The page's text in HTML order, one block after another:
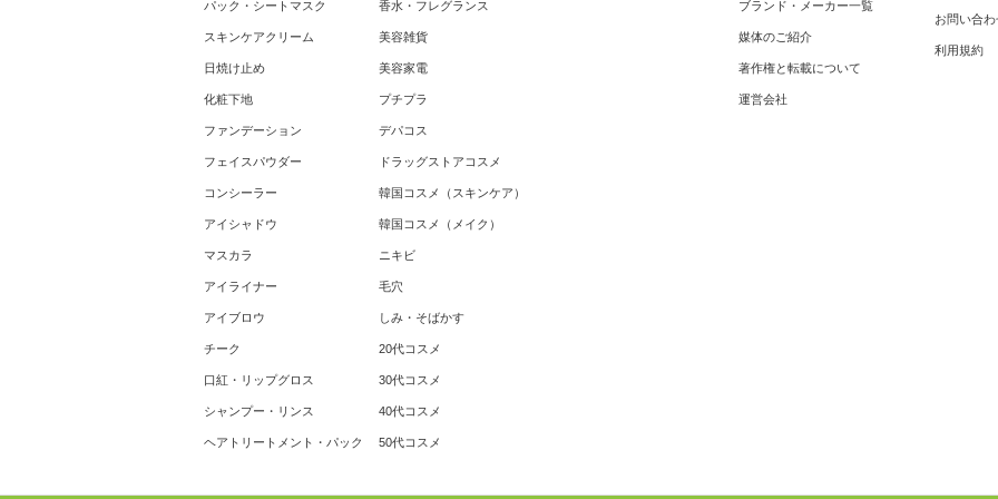
パック・シートマスク
スキンケアクリーム
日焼け止め
化粧下地
ファンデーション
フェイスパウダー
コンシーラー
アイシャドウ
マスカラ
アイライナー
アイブロウ
チーク
口紅・リップグロス
シャンプー・リンス
ヘアトリートメント・パック
香水・フレグランス
美容雑貨
美容家電
プチプラ
デパコス
ドラッグストアコスメ
韓国コスメ（スキンケア）
韓国コスメ（メイク）
ニキビ
毛穴
しみ・そばかす
20代コスメ
30代コスメ
40代コスメ
50代コスメ
ブランド・メーカー一覧
媒体のご紹介
著作権と転載について
運営会社
お問い合
利用規約